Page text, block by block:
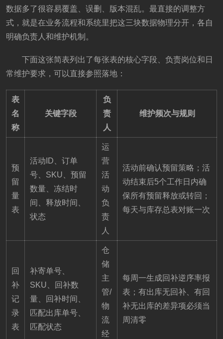
数据多了很容易覆盖、误删、版本混乱。最直接的调整方
式，就是在业务流程和系统里把这三块数据物理分开，各自
明确负责人和维护机制。
下面这张简表列出了每张表的核心字段、负责岗位和日
常维护要求，可以直接参照落地：
表
名
称
关键字段
负
责
人
维护频次与规则
预
留
量
表
活动ID、订单
号、SKU、预留
数量、冻结时
间、释放时间、
状态
运
营
活
动
负
责
人
活动前确认预留策略；活
动结束后5个工作日内确
保所有预留释放或转回；
每天与库存总表对账一次
回
补
记
录
表
补寄单号、
SKU、回补数
量、回补时间、
匹配出库单号、
匹配状态
仓
储
主
管/
物
流
经
每周一生成回补逆序率报
表；有出库无回补、有回
补无出库的差异项必须当
周清零